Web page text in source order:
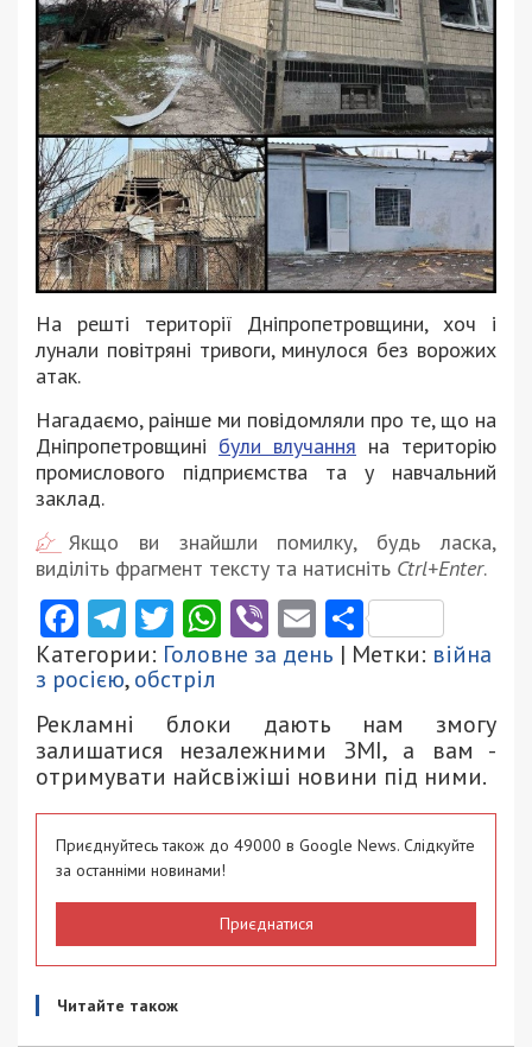
На решті території Дніпропетровщини, хоч і
лунали повітряні тривоги, минулося без ворожих
атак.
Нагадаємо, раінше ми повідомляли про те, що на
Дніпропетровщині були влучання на територію
промислового підприємства та у навчальний
заклад.
Якщо ви знайшли помилку, будь ласка,
виділіть фрагмент тексту та натисніть Ctrl+Enter.
Facebook
Telegram
Twitter
WhatsApp
ViberEmail
Категории: Головне за день | Метки: війна
з росією,обстріл
Рекламні блоки дають нам змогу
залишатися незалежними ЗМІ, а вам -
отримувати найсвіжіші новини під ними.
Приєднуйтесь також до 49000 в Google News. Слідкуйте
за останніми новинами!
Приєднатися
Читайте також